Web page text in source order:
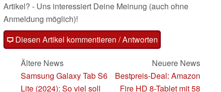
Artikel? - Uns interessiert Deine Meinung (auch ohne
Anmeldung möglich)!
Diesen Artikel kommentieren / Antworten
Ältere News
Samsung Galaxy Tab S6
Lite (2024): So viel soll
Neuere News
Bestpreis-Deal: Amazon
Fire HD 8-Tablet mit 58